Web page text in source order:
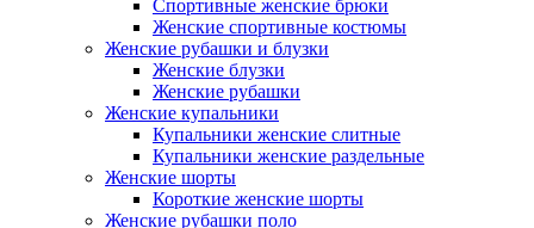
Спортивные женские брюки
Женские спортивные костюмы
Женские рубашки и блузки
Женские блузки
Женские рубашки
Женские купальники
Купальники женские слитные
Купальники женские раздельные
Женские шорты
Короткие женские шорты
Женские рубашки поло